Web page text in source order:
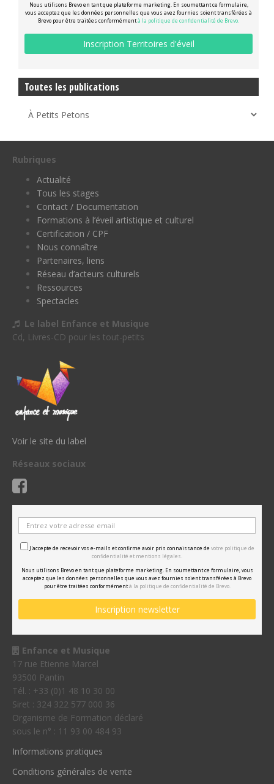
Nous utilisons Brevo en tant que plateforme marketing. En soumettant ce formulaire,
vous acceptez que les données personnelles que vous avez fournies soient transférées à
Brevo pour être traitées conformémentà la politique de confidentialité de Brevo.
Toutes les publications
Rubriques
Actualité
Tous les stages
Contact / Documentation
Formations à l’éveil artistique et culturel
Certification / CPF
Nous connaître
Partenaires, liens
Réseau d’acteurs culturels
Ressources
Spectacles
Le label Enfance et Musique
Cd, Livres-CD pour les tout-petits
Voir le site du label
Réseaux sociaux
J'accepte de recevoir vos e-mails et confirme avoir pris connaissance de votre politique de
confidentialité et mentions légales.
Nous utilisons Brevo en tant que plateforme marketing. En soumettant ce formulaire, vous
acceptez que les données personnelles que vous avez fournies soient transférées à Brevo
pour être traitées conformémentà la politique de confidentialité de Brevo.
Enfance et Musique
17 rue Etienne Marcel
93500 Pantin
Tél. : +33 (0)1 48 10 30 00
Siret : 324 322 577 000 36
Organisme de Formation déclaré
sous le n° : 11 93 00 484 93
Informations pratiques
Conditions générales de vente